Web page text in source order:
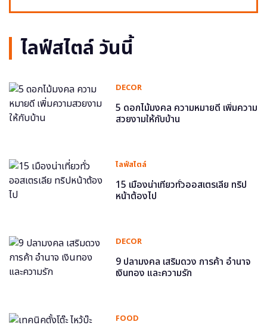
ไลฟ์สไตล์ วันนี้
DECOR
5 ดอกไม้มงคล ความหมายดี เพิ่มความ
สวยงามให้กับบ้าน
ไลฟ์สไตล์
15 เมืองน่าเที่ยวทั่วออสเตรเลีย ทริป
หน้าต้องไป
DECOR
9 ปลามงคล เสริมดวง การค้า อำนาจ
เงินทอง และความรัก
FOOD